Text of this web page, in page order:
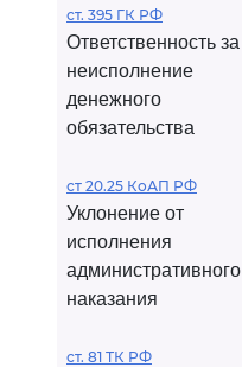
ст. 395 ГК РФ
Ответственность за
неисполнение
денежного
обязательства
ст 20.25 КоАП РФ
Уклонение от
исполнения
административного
наказания
ст. 81 ТК РФ